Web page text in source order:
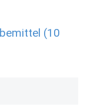
(10